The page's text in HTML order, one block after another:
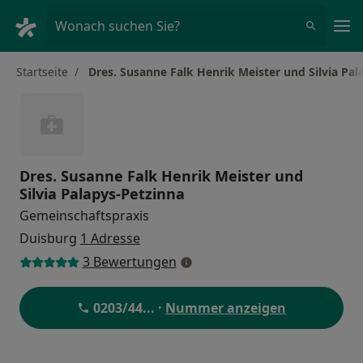
Wonach suchen Sie?
Startseite Dres. Susanne Falk Henrik Meister und Silvia
Dres. Susanne Falk Henrik Meister und
Silvia Palapys-Petzinna
Gemeinschaftspraxis
Duisburg 1 Adresse
3 Bewertungen
0203/44... · Nummer anzeigen